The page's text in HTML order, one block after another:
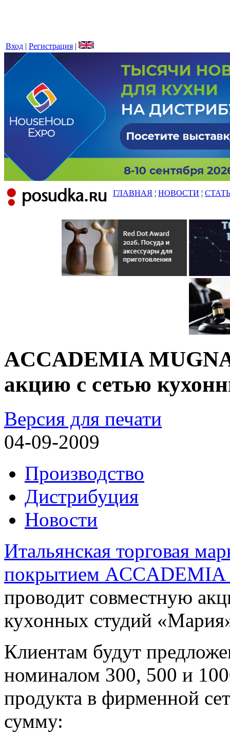
Вход | Регистрация |
ГЛАВНАЯ ¦ НОВОСТИ ¦
ACCADEMIA
акцию с сетью
Версия для печати
04-09-2009
Производство
Дистрибуция
Новости
Итальянская торговая
покрытием
проводит совместную
кухонных студий
Клиентам будут
номиналом 300, 500 и
продукта в фирменной
сумму: